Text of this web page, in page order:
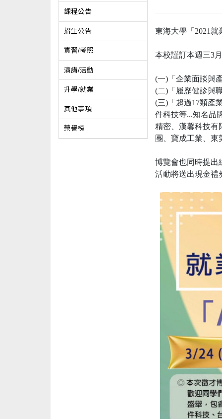
課程公告
招生公告
實習/考照
演講/活動
升學/就業
其他事項
榮譽榜
東海大學「2021
本校謹訂本週三3
(一)「企業面談與
(二)「履歷健診與
(三)「超過17類產
件科技等...知名品
精密、漢馨科技有
團、寶成工業、
博覽會也同時提出
活動將送出現金禮